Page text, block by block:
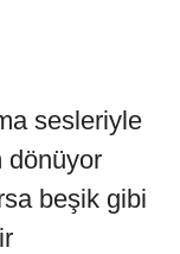
sesleriyle
dönüyor
beşik gibi